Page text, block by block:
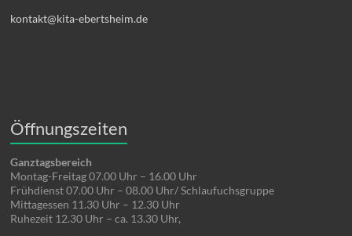
kontakt@kita-ebertsheim.de
Öffnungszeiten
Ganztagsbereich
Montag-Freitag 07.00 Uhr – 16.00 Uhr
Frühdienst 07.00 Uhr – 08.00 Uhr/ Schlaufuchsgruppe
Mittagessen 11.30 Uhr – 12.30 Uhr
Ruhezeit 12.30 Uhr – ca. 13.30 Uhr,